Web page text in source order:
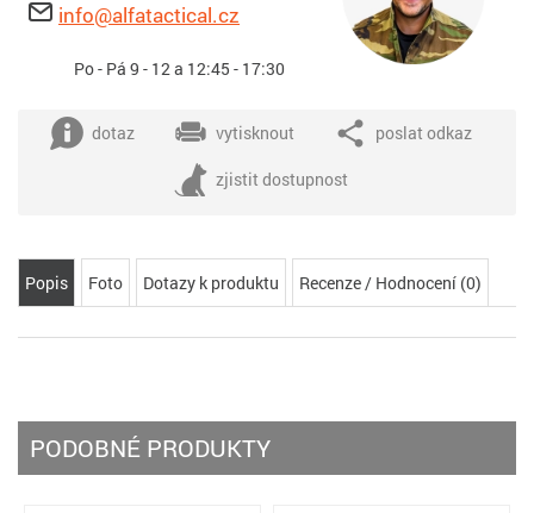
info@alfatactical.cz
Po - Pá 9 - 12 a 12:45 - 17:30
dotaz vytisknout poslat odkaz
zjistit dostupnost
Popis Foto Dotazy k produktu Recenze / Hodnocení (0)
PODOBNÉ PRODUKTY